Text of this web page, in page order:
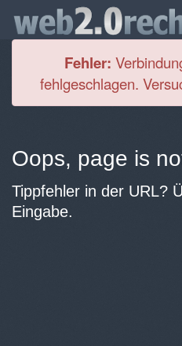
Fehler:
fehlgeschlagen.
Oops, page is
Tippfehler in der URL?
Eingabe.